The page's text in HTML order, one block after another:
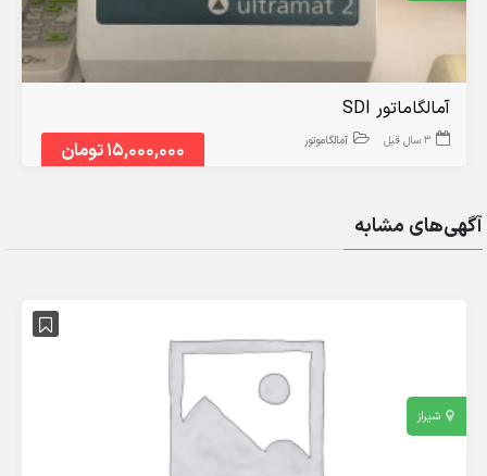
15,000,000 تومان
آمالگاماتور SDI
3 سال قبل آمالگاموتور
آگهی‌های مشابه
شیراز